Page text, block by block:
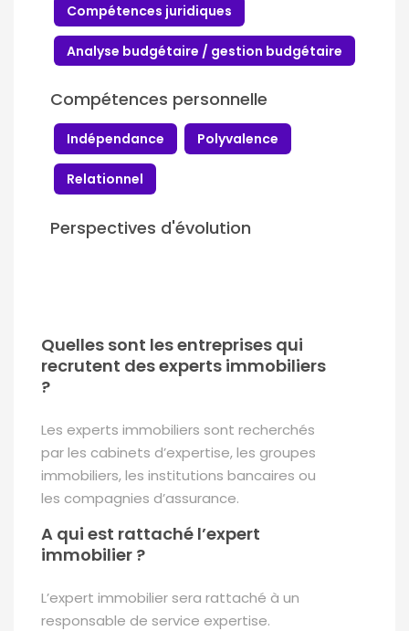
Compétences juridiques
Analyse budgétaire / gestion budgétaire
Compétences personnelle
Indépendance Polyvalence
Relationnel
Perspectives d'évolution
Quelles sont les entreprises qui
recrutent des experts immobiliers
?
Les experts immobiliers sont recherchés
par les cabinets d’expertise, les groupes
immobiliers, les institutions bancaires ou
les compagnies d’assurance.
A qui est rattaché l’expert
immobilier ?
L’expert immobilier sera rattaché à un
responsable de service expertise.